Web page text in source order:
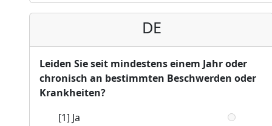
DE
Leiden Sie seit mindestens einem Jahr oder
chronisch an bestimmten Beschwerden oder
Krankheiten?
[1] Ja